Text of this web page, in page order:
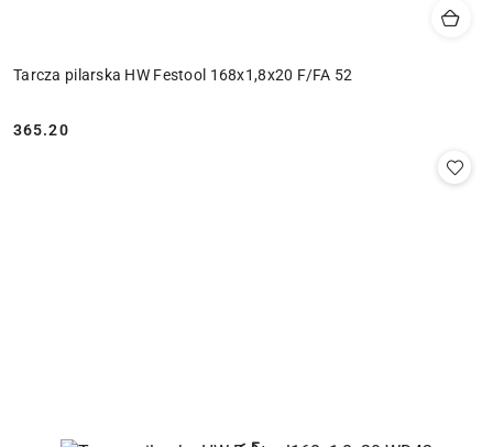
Tarcza pilarska HW Festool 168x1,8x20 F/FA 52
Cena:
365.20